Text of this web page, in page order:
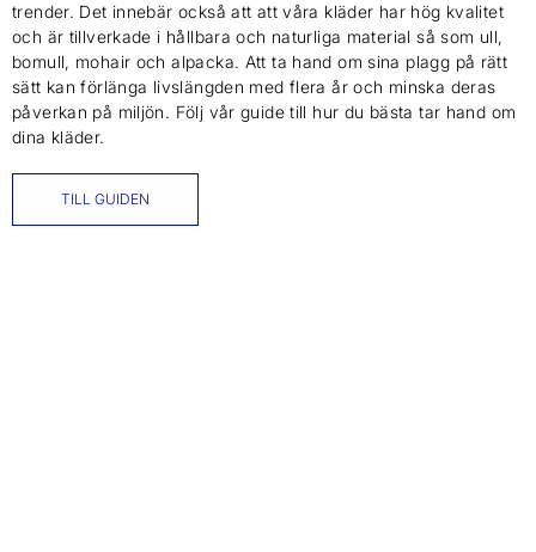
trender. Det innebär också att att våra kläder har hög kvalitet
och är tillverkade i hållbara och naturliga material så som ull,
bomull, mohair och alpacka. Att ta hand om sina plagg på rätt
sätt kan förlänga livslängden med flera år och minska deras
påverkan på miljön. Följ vår guide till hur du bästa tar hand om
dina kläder.
TILL GUIDEN